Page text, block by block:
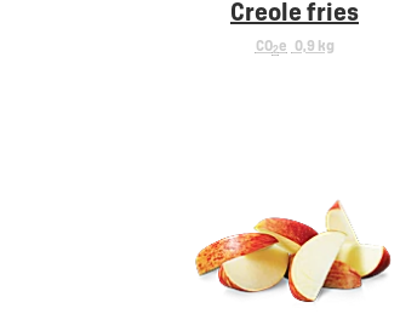
Creole fries
CO2e 0,9 kg